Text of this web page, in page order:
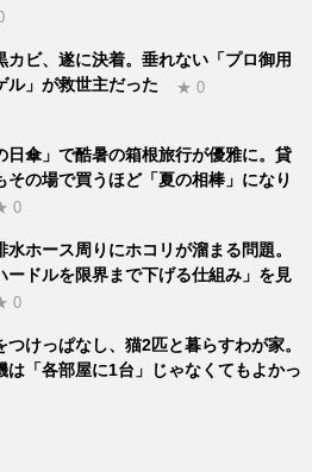
カビ、遂に決着。垂れない「プロ御用
ル」が救世主だった
★ 0
日傘」で酷暑の箱根旅行が優雅に。貸
その場で買うほど「夏の相棒」になり
0
水ホース周りにホコリが溜まる問題。
ードルを限界まで下げる仕組み」を見
0
つけっぱなし、猫2匹と暮らすわが家。
は「各部屋に1台」じゃなくてもよかっ